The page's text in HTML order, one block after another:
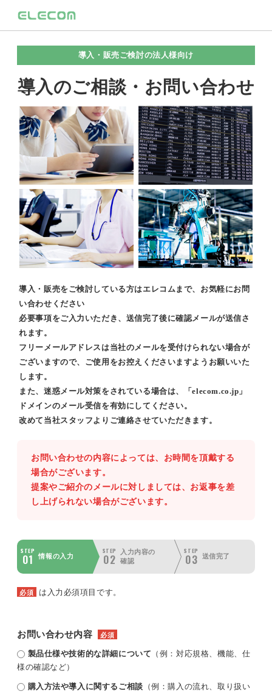
導入・販売ご検討の法人様向け
導入のご相談・お問い合わせ
導入・販売をご検討している方はエレコムまで、お気軽にお問
い合わせください
必要事項をご入力いただき、送信完了後に確認メールが送信さ
れます。
フリーメールアドレスは当社のメールを受付けられない場合が
ございますので、ご使用をお控えくださいますようお願いいた
します。
また、迷惑メール対策をされている場合は、「elecom.co.jp」
ドメインのメール受信を有効にしてください。
改めて当社スタッフよりご連絡させていただきます。
お問い合わせの内容によっては、お時間を頂戴する
場合がございます。
提案やご紹介のメールに対しましては、お返事を差
し上げられない場合がございます。
STEP
01 情報の入力
STEP
02
入力内容の
確認
STEP
03 送信完了
必須 は入力必須項目です。
お問い合わせ内容 必須
製品仕様や技術的な詳細について （例：対応規格、機能、仕
様の確認など）
購入方法や導入に関するご相談 （例：購入の流れ、取り扱い